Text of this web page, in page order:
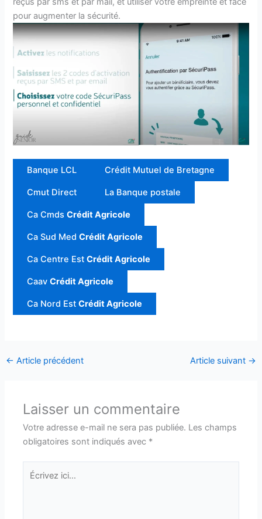
pour augmenter la sécurité.
Banque LCL Crédit Mutuel de Bretagne
Cmut Direct La Banque postale
Ca CmdsCrédit Agricole
Ca Sud MedCrédit Agricole
Ca Centre EstCrédit Agricole
CaavCrédit Agricole
Ca Nord EstCrédit Agricole
← Article précédent Article suivant →
Laisser un commentaire
Votre adresse e-mail ne sera pas publiée. Les champs
obligatoires sont indiqués avec *
Écrivez
ici…